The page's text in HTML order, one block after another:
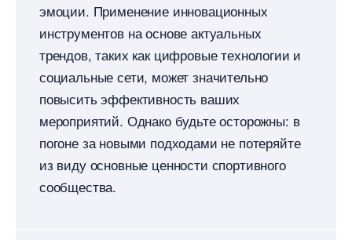
эмоции. Применение инновационных
инструментов на основе актуальных
трендов, таких как цифровые технологии и
социальные сети, может значительно
повысить эффективность ваших
мероприятий. Однако будьте осторожны:
погоне за новыми подходами не потеряйте
из виду основные ценности спортивного
сообщества.